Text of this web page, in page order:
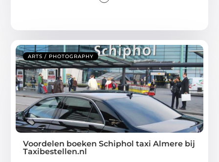
ARTS / PHOTOGRAPHY
Voordelen boeken Schiphol taxi Almere bij
Taxibestellen.nl